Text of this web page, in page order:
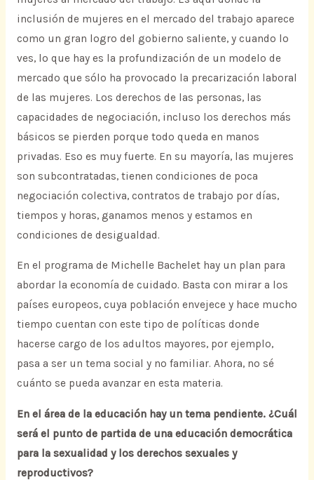
inclusión de mujeres en el mercado del trabajo aparece
como un gran logro del gobierno saliente, y cuando lo
ves, lo que hay es la profundización de un modelo de
mercado que sólo ha provocado la precarización laboral
de las mujeres. Los derechos de las personas, las
capacidades de negociación, incluso los derechos más
básicos se pierden porque todo queda en manos
privadas. Eso es muy fuerte. En su mayoría, las mujeres
son subcontratadas, tienen condiciones de poca
negociación colectiva, contratos de trabajo por días,
tiempos y horas, ganamos menos y estamos en
condiciones de desigualdad.
En el programa de Michelle Bachelet hay un plan para
abordar la economía de cuidado. Basta con mirar a los
países europeos, cuya población envejece y hace mucho
tiempo cuentan con este tipo de políticas donde
hacerse cargo de los adultos mayores, por ejemplo,
pasa a ser un tema social y no familiar. Ahora, no sé
cuánto se pueda avanzar en esta materia.
En el área de la educación hay un tema pendiente. ¿Cuál
será el punto de partida de una educación democrática
para la sexualidad y los derechos sexuales y
reproductivos?